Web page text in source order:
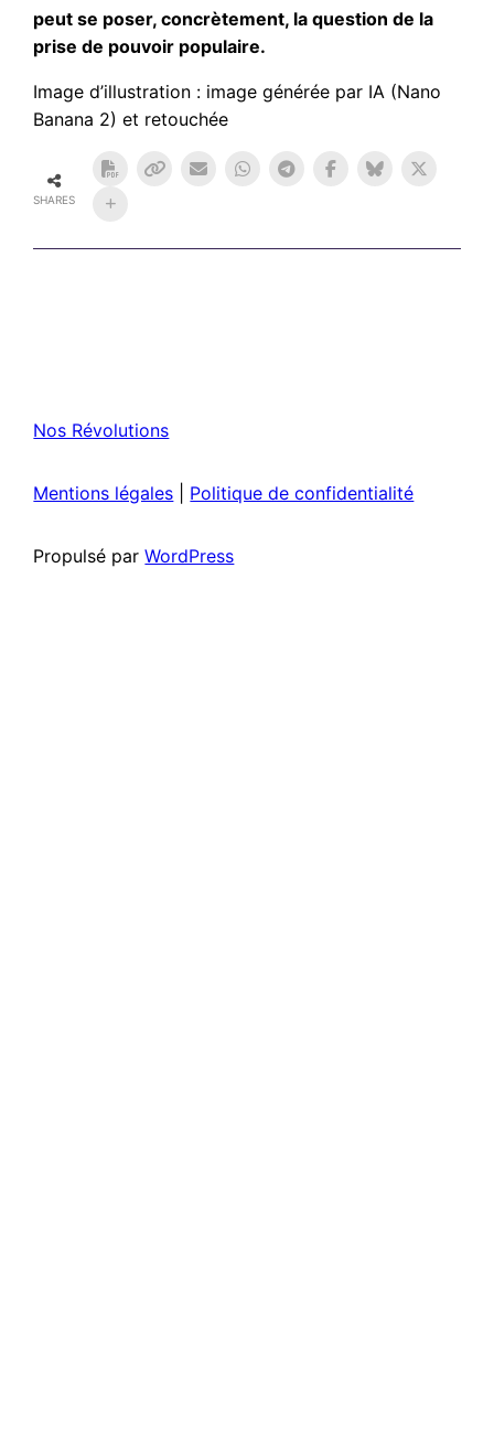
peut se poser, concrètement, la question de la
prise de pouvoir populaire.
Image d’illustration : image générée par IA (Nano
Banana 2) et retouchée
SHARES
Nos Révolutions
Mentions légales Politique de confidentialité
Propulsé parWordPress